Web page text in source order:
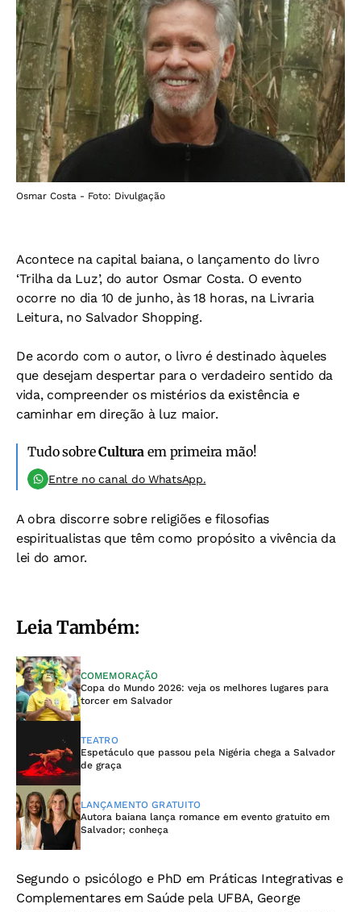
Osmar Costa - Foto: Divulgação
Acontece na capital baiana, o lançamento do livro
‘Trilha da Luz’, do autor Osmar Costa. O evento
ocorre no dia 10 de junho, às 18 horas, na Livraria
Leitura, no Salvador Shopping.
De acordo com o autor, o livro é destinado àqueles
que desejam despertar para o verdadeiro sentido da
vida, compreender os mistérios da existência e
caminhar em direção à luz maior.
Tudo sobreCultura em primeira mão!
Entre no canal do WhatsApp.
A obra discorre sobre religiões e filosofias
espiritualistas que têm como propósito a vivência da
lei do amor.
Leia Também:
COMEMORAÇÃO
Copa do Mundo 2026: veja os melhores lugares para
torcer em Salvador
TEATRO
Espetáculo que passou pela Nigéria chega a Salvador
de graça
LANÇAMENTO GRATUITO
Autora baiana lança romance em evento gratuito em
Salvador; conheça
Segundo o psicólogo e PhD em Práticas Integrativas e
Complementares em Saúde pela UFBA, George